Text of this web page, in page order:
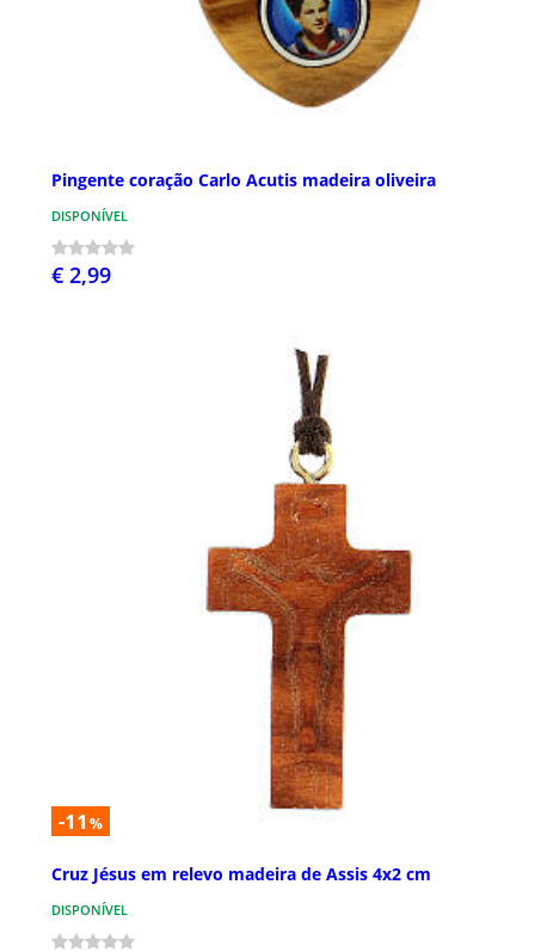
Pingente coração Carlo Acutis madeira oliveira
DISPONÍVEL
€ 2,99
-11 %
Cruz Jésus em relevo madeira de Assis 4x2 cm
DISPONÍVEL